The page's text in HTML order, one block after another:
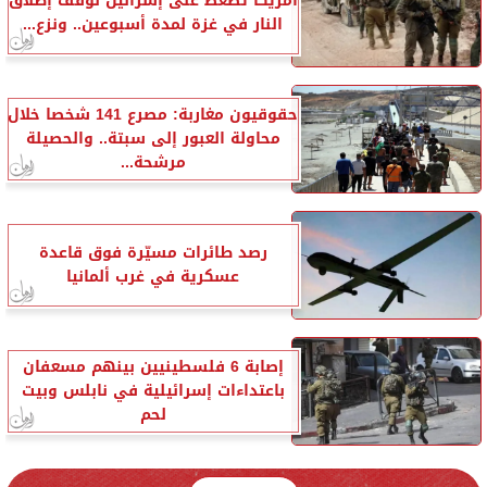
النار في غزة لمدة أسبوعين.. ونزع...
حقوقيون مغاربة: مصرع 141 شخصا خلال
محاولة العبور إلى سبتة.. والحصيلة
مرشحة...
رصد طائرات مسيّرة فوق قاعدة
عسكرية في غرب ألمانيا
إصابة 6 فلسطينيين بينهم مسعفان
باعتداءات إسرائيلية في نابلس وبيت
لحم